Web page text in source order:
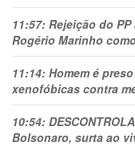
11:57: Rejeição do
Rogério Marinho
11:14: Homem é
xenofóbicas contra
10:54:
Bolsonaro, surta ao